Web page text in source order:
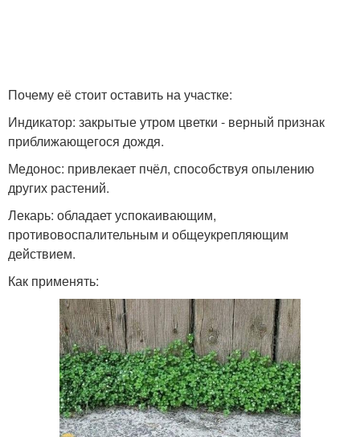
Почему её стоит оставить на участке:
Индикатор: закрытые утром цветки - верный признак
приближающегося дождя.
Медонос: привлекает пчёл, способствуя опылению
других растений.
Лекарь: обладает успокаивающим,
противовоспалительным и общеукрепляющим
действием.
Как применять: